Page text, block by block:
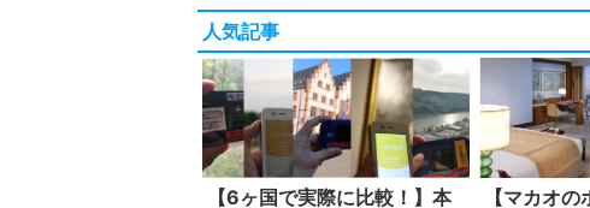
人気記事
【6ヶ国で実際に比較！】本 【マカオ